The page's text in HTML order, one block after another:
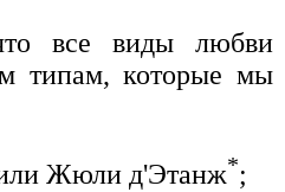
все виды любви
типам, которые мы
или Жюли д'Этанж*;